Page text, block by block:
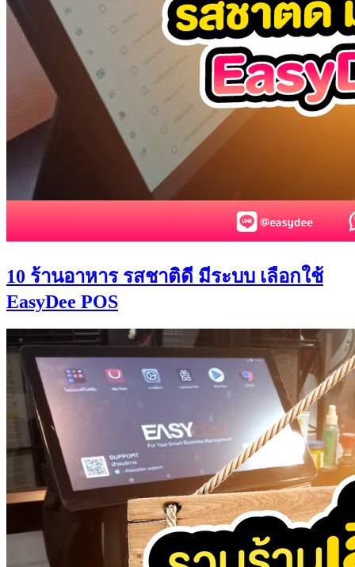
10 ร้านอาหาร รสชาติดี มีระบบ เลือกใช้
EasyDee POS